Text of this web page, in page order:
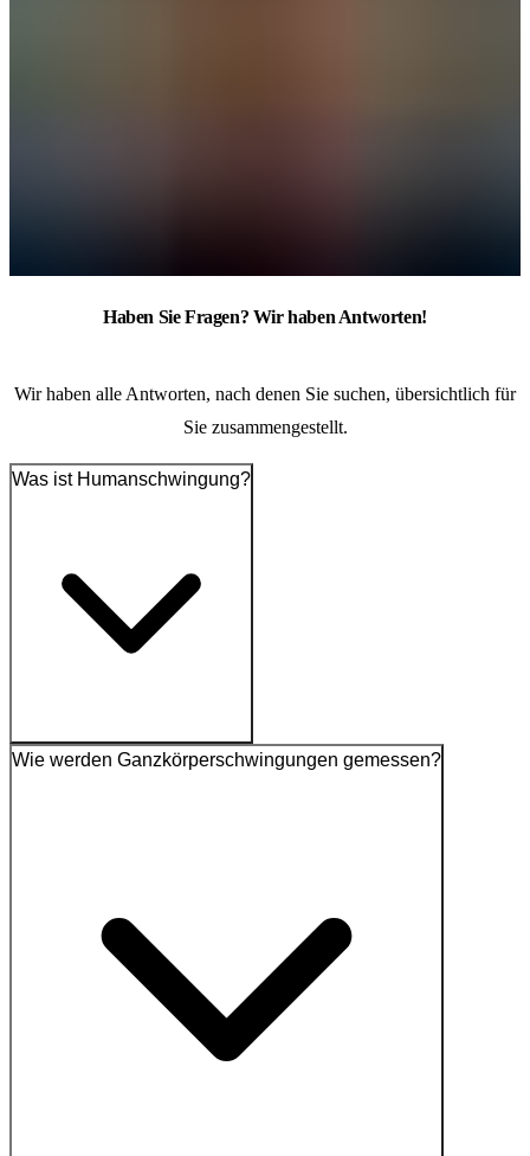
Haben Sie Fragen? Wir haben Antworten!
Wir haben alle Antworten, nach denen Sie suchen, übersichtlich für
Sie zusammengestellt.
Was ist Humanschwingung?
Wie werden Ganzkörperschwingungen gemessen?